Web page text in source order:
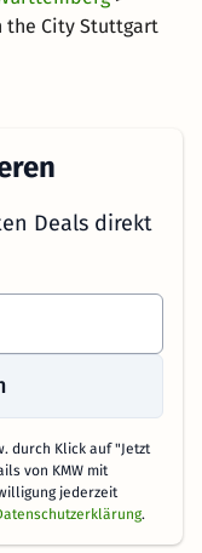
the City Stuttgart
Deals direkt
durch Klick auf "Jetzt
von KMW mit
jederzeit
.